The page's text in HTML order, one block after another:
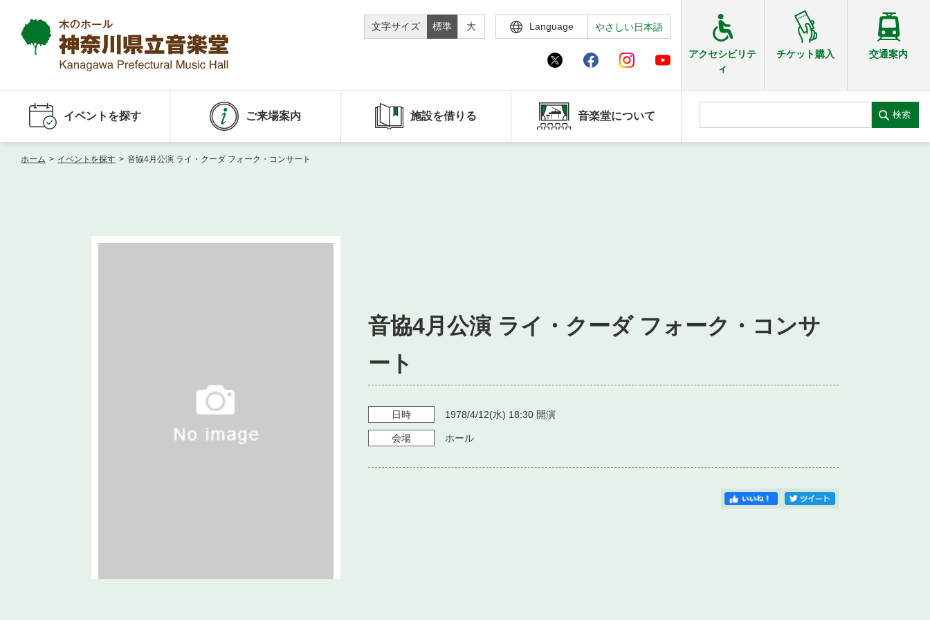
文字サイズ 標準 大 Language やさしい日本語
アクセシビリテ
ィ
チケット購入 交通案内
イベントを探す ご来場案内 施設を借りる 音楽堂について 検索
ホーム > イベントを探す > 音協4月公演 ライ・クーダ フォーク・コンサート
音協4月公演 ライ・クーダ フォーク・コンサ
ート
日時 1978/4/12(水) 18:30 開演
会場 ホール